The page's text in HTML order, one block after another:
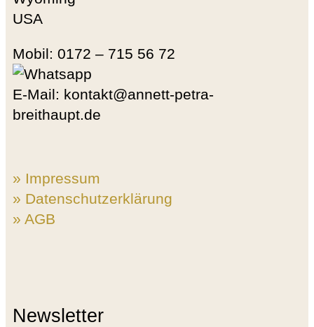
USA
Mobil: 0172 – 715 56 72
E-Mail: kontakt@annett-petra-
breithaupt.de
» Impressum
» Datenschutzerklärung
» AGB
Newsletter